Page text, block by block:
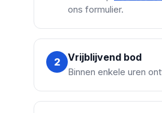
ons formulier.
2 Vrijblijvend bod
Binnen enkele uren